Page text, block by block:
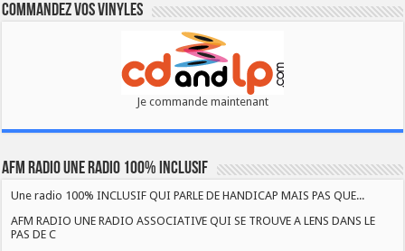
Commandez vos vinyles
Je commande maintenant
AFM RADIO UNE RADIO 100% INCLUSIF
Une radio 100% INCLUSIF QUI PARLE DE HANDICAP MAIS PAS QUE...
AFM RADIO UNE RADIO ASSOCIATIVE QUI SE TROUVE A LENS DANS LE
PAS DE C